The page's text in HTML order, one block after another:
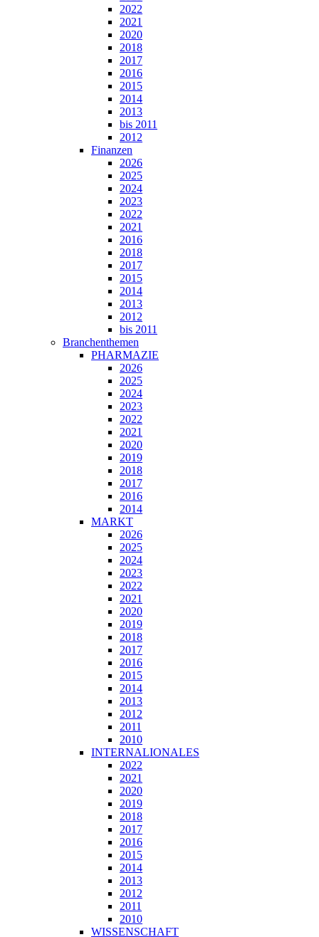
2022
2021
2020
2018
2017
2016
2015
2014
2013
bis 2011
2012
Finanzen
2026
2025
2024
2023
2022
2021
2016
2018
2017
2015
2014
2013
2012
bis 2011
Branchenthemen
PHARMAZIE
2026
2025
2024
2023
2022
2021
2020
2019
2018
2017
2016
2014
MARKT
2026
2025
2024
2023
2022
2021
2020
2019
2018
2017
2016
2015
2014
2013
2012
2011
2010
INTERNALIONALES
2022
2021
2020
2019
2018
2017
2016
2015
2014
2013
2012
2011
2010
WISSENSCHAFT